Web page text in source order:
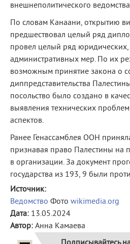
внешнеполитического
По словам Канаани, открытию
предшествовал целый ряд
провел целый ряд юридических,
административных мер. По их
возможным принятие закона о
диппредставительства
посольство было создано в
выявления технических
аспектов.
Ранее Генассамблея ООН
признавая право Палестины на
в организации. За документ
государства из 193, 9 были
Источник:
Ведомство Фото wikimedia.org
Дата: 13.05.2024
Автор: Анна Камаева